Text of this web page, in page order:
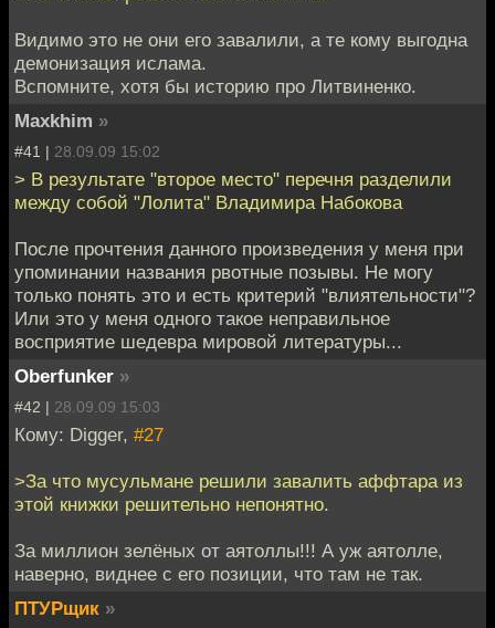
Видимо это не они его завалили, а те кому выгодна
демонизация ислама.
Вспомните, хотя бы историю про Литвиненко.
Maxkhim »
#41 | 28.09.09 15:02
> В результате "второе место" перечня разделили
между собой "Лолита" Владимира Набокова
После прочтения данного произведения у меня при
упоминании названия рвотные позывы. Не могу
только понять это и есть критерий "влиятельности"?
Или это у меня одного такое неправильное
восприятие шедевра мировой литературы...
Oberfunker »
#42 | 28.09.09 15:03
Кому: Digger, #27
>За что мусульмане решили завалить аффтара из
этой книжки решительно непонятно.
За миллион зелёных от аятоллы!!! А уж аятолле,
наверно, виднее с его позиции, что там не так.
ПТУРщик »